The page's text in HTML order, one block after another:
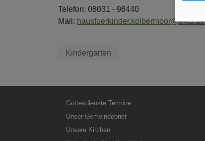
Telefon: 08031 - 98440
Mail: hausfuerkinder.kolbermoor@elkb.de
Kindergarten
Hauptnavigation
Gottesdienste Termine
Unser Gemeindebrief
Unsere Kirchen